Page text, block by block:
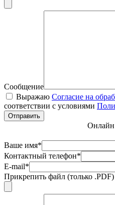
Сообщение
Выражаю Согласие на
соответствии с условиями
Отправить
Онлайн
Ваше имя*
Контактный телефон*
E-mail*
Прикрепить файл (только .PDF)